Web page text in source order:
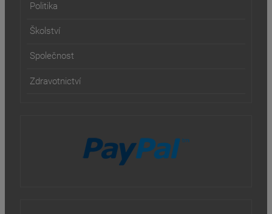
Politika
Školství
Společnost
Zdravotnictví